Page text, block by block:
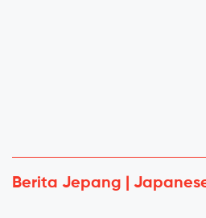
Berita Jepang |